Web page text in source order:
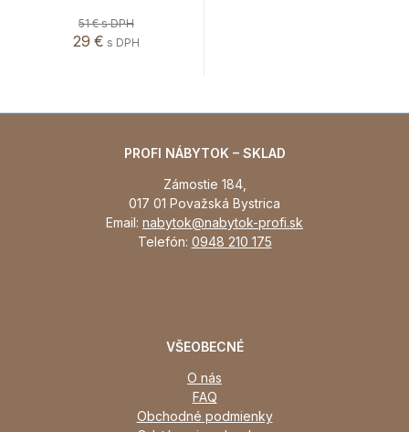
51 €s DPH
29 € s DPH
PROFI NÁBYTOK – SKLAD
Zámostie 184,
017 01 Považská Bystrica
Email: nabytok@nabytok-profi.sk
Telefón: 0948 210 175
VŠEOBECNÉ
O nás
FAQ
Obchodné podmienky